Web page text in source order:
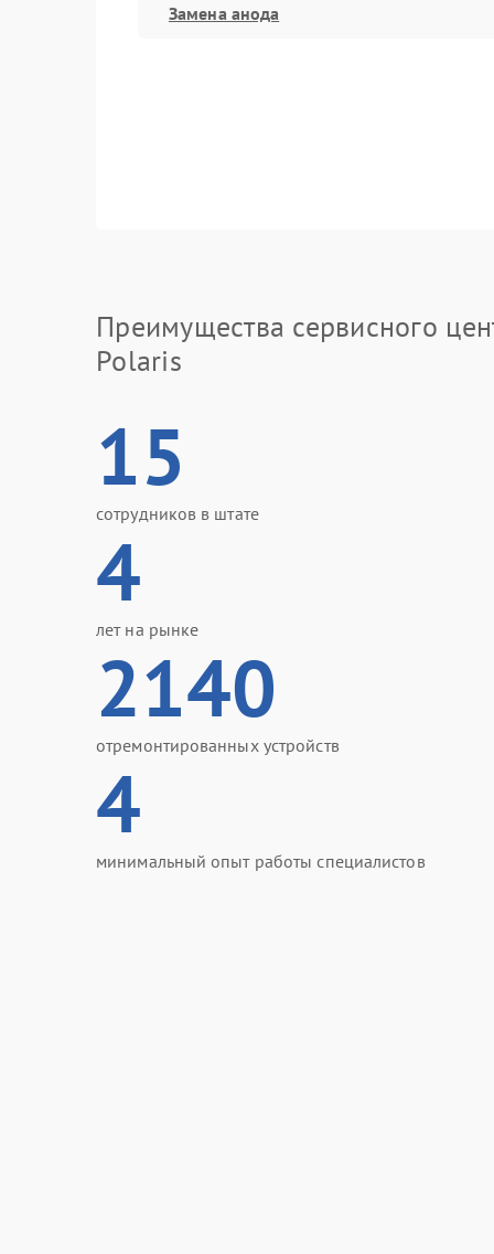
Замена анода
Преимущества сервисного
Polaris
15
сотрудников в штате
4
лет на рынке
2140
отремонтированных устройств
4
минимальный опыт работы специалистов